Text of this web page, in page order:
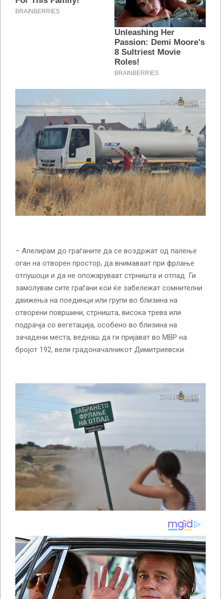
– Апелирам до граѓаните да се воздржат од палење
оган на отворен простор, да внимаваат при фрлање
отпушоци и да не опожаруваат стрништа и отпад. Ги
замолувам сите граѓани кои ќе забележат сомнителни
движења на поединци или групи во близина на
отворени површини, стрништа, висока трева или
подрачја со вегетација, особено во близина на
зачадени места, веднаш да ги пријават во МВР на
бројот 192, вели градоначалникот Димитриевски.